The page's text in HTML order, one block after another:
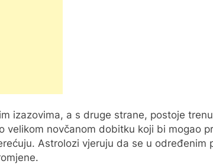
izazovima, a s druge strane, postoje
novčanom dobitku koji bi mogao
Astrolozi vjeruju da se u određenim